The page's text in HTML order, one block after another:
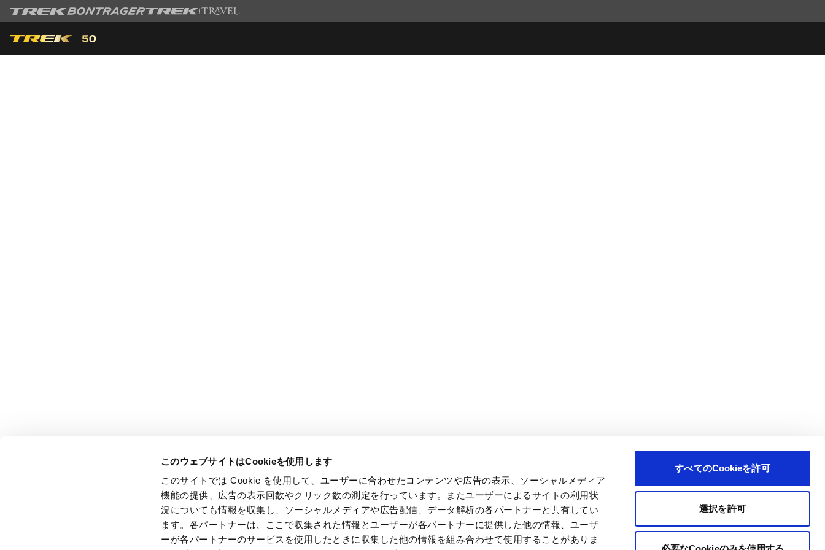
このウェブサイトはCookieを使用します
このサイトでは Cookie を使用して、ユーザーに合わせたコンテンツや広告の表示、ソーシャルメディア
機能の提供、広告の表示回数やクリック数の測定を行っています。またユーザーによるサイトの利用状
況についても情報を収集し、ソーシャルメディアや広告配信、データ解析の各パートナーと共有してい
ます。各パートナーは、ここで収集された情報とユーザーが各パートナーに提供した他の情報、ユーザ
ーが各パートナーのサービスを使用したときに収集した他の情報を組み合わせて使用することがありま
すべてのCookieを許可
選択を許可